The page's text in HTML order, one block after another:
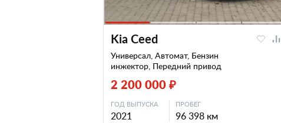
Kia Ceed
Универсал, Автомат, Бензин
инжектор, Передний привод
2 200 000 ₽
ГОД ВЫПУСКА
2021
ПРОБЕГ
96 398 км